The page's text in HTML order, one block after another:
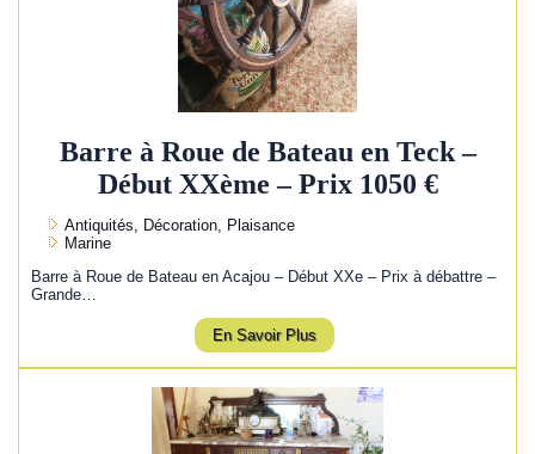
Barre à Roue de Bateau en Teck –
Début XXème – Prix 1050 €
Antiquités, Décoration, Plaisance
Marine
Barre à Roue de Bateau en Acajou – Début XXe – Prix à débattre –
Grande…
En Savoir Plus